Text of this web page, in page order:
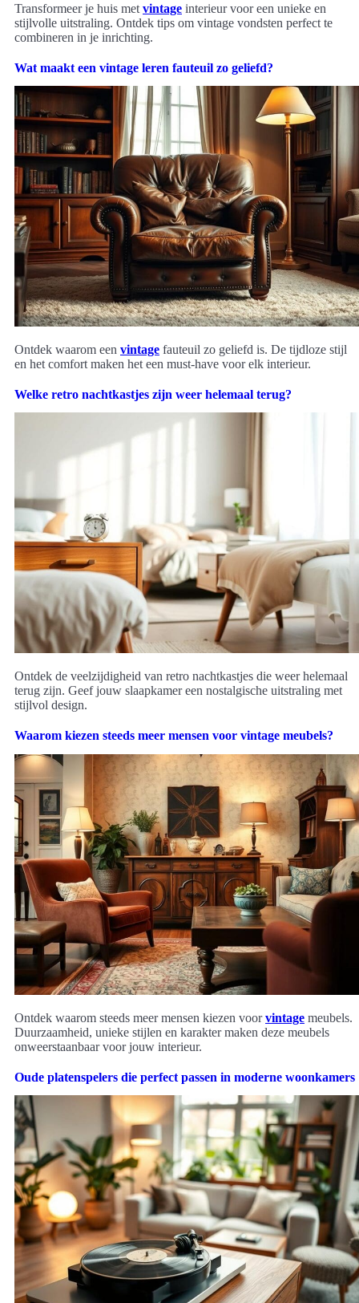
Transformeer je huis met vintage interieur voor een unieke en
stijlvolle uitstraling. Ontdek tips om vintage vondsten perfect te
combineren in je inrichting.
Wat maakt een vintage leren fauteuil zo geliefd?
Ontdek waarom een vintage fauteuil zo geliefd is. De tijdloze stijl
en het comfort maken het een must-have voor elk interieur.
Welke retro nachtkastjes zijn weer helemaal terug?
Ontdek de veelzijdigheid van retro nachtkastjes die weer helemaal
terug zijn. Geef jouw slaapkamer een nostalgische uitstraling met
stijlvol design.
Waarom kiezen steeds meer mensen voor vintage meubels?
Ontdek waarom steeds meer mensen kiezen voorvintage meubels.
Duurzaamheid, unieke stijlen en karakter maken deze meubels
onweerstaanbaar voor jouw interieur.
Oude platenspelers die perfect passen in moderne woonkamers